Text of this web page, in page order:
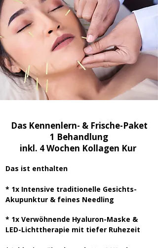
Das Kennenlern- & Frische-Paket
1 Behandlung
inkl. 4 Wochen Kollagen Kur
Das ist enthalten
* 1x Intensive traditionelle Gesichts-
Akupunktur & feines Needling
* 1x Verwöhnende Hyaluron-Maske &
LED-Lichttherapie mit tiefer Ruhezeit